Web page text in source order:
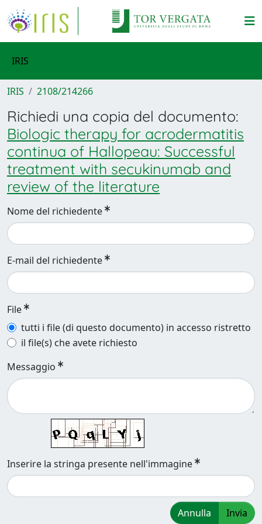
IRIS
IRIS 2108/214266
Richiedi una copia del documento:
Biologic therapy for acrodermatitis
continua of Hallopeau: Successful
treatment with secukinumab and
review of the literature
Nome del richiedente
E-mail del richiedente
File
tutti i file (di questo documento) in accesso ristretto
il file(s) che avete richiesto
Messaggio
Inserire la stringa presente nell'immagine
Annulla Invia